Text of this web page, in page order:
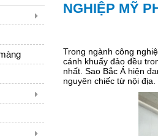
NGHIỆP MỸ
Trong ngành công
cánh khuấy đảo đều
nhất. Sao Bắc Á hiện
nguyên chiếc từ nội địa.